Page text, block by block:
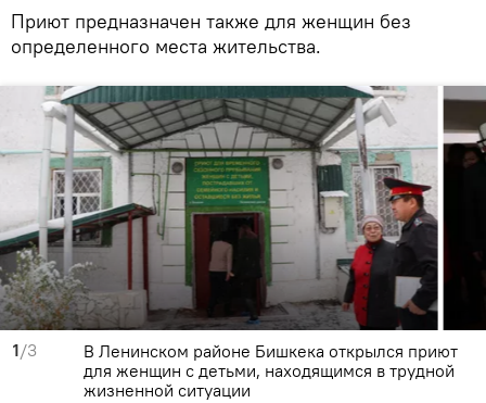
Приют предназначен также для женщин без
определенного места жительства.
1/3
В Ленинском районе Бишкека открылся приют
для женщин с детьми, находящимся в трудной
жизненной ситуации